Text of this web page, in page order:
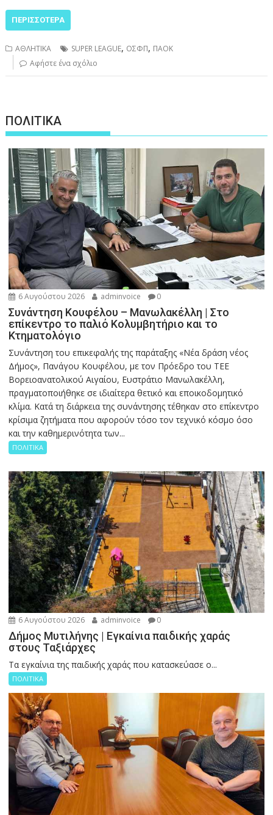
ΠΕΡΙΣΣΌΤΕΡΑ
ΑΘΛΗΤΙΚΑ SUPER LEAGUE, ΟΣΦΠ, ΠΑΟΚ
Αφήστε ένα σχόλιο
ΠΟΛΙΤΙΚΑ
6 Αυγούστου 2026 adminvoice 0
Συνάντηση Κουφέλου – Μανωλακέλλη | Στο
επίκεντρο το παλιό Κολυμβητήριο και το
Κτηματολόγιο
Συνάντηση του επικεφαλής της παράταξης «Νέα δράση νέος
Δήμος», Πανάγου Κουφέλου, με τον Πρόεδρο του ΤΕΕ
Βορειοανατολικού Αιγαίου, Ευστράτιο Μανωλακέλλη,
πραγματοποιήθηκε σε ιδιαίτερα θετικό και εποικοδομητικό
κλίμα. Κατά τη διάρκεια της συνάντησης τέθηκαν στο επίκεντρο
κρίσιμα ζητήματα που αφορούν τόσο τον τεχνικό κόσμο όσο
και την καθημερινότητα των...
ΠΟΛΙΤΙΚΑ
6 Αυγούστου 2026 adminvoice 0
Δήμος Μυτιλήνης | Εγκαίνια παιδικής χαράς
στους Ταξιάρχες
Tα εγκαίνια της παιδικής χαράς που κατασκεύασε ο...
ΠΟΛΙΤΙΚΑ